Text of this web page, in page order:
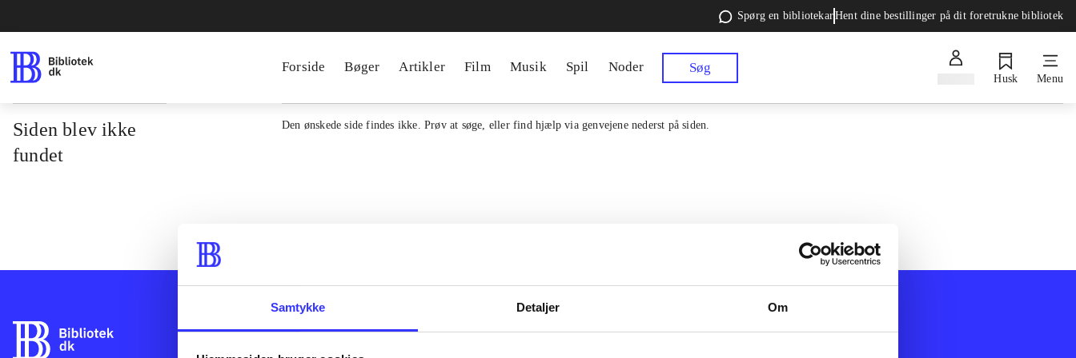
Samtykke Detaljer Om
Spørg en bibliotekarHent dine bestillinger på dit foretrukne bibliotek
Forside Bøger Artikler Film Musik Spil Noder Søg
Husk Menu
Siden blev ikke
fundet
Den ønskede side findes ikke. Prøv at søge, eller find hjælp via genvejene nederst på siden.
Bibliotek.dk er en samlet indgang til alle danske
Kontakt os Afdelinger